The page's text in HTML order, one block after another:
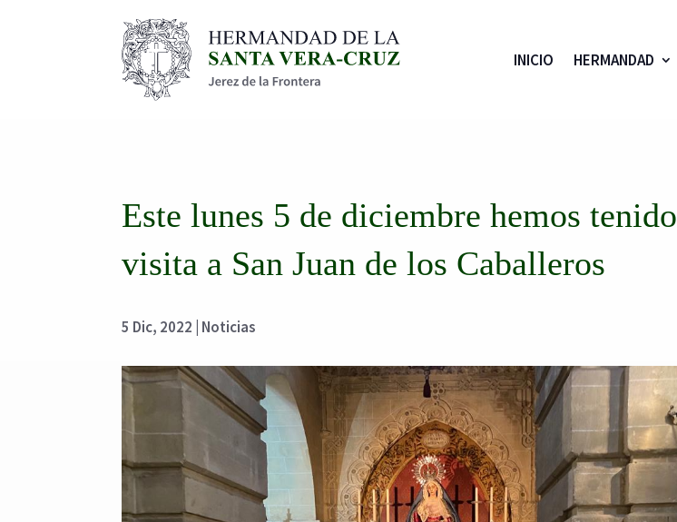
INICIO HERMANDAD
Este lunes 5 de diciembre hemos tenido
visita a San Juan de los Caballeros
5 Dic, 2022 Noticias